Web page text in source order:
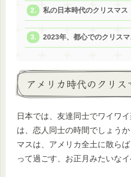
私の日本時代のクリスマス
2023年、都心でのクリスマ
アメリカ時代のクリス
日本では、友達同士でワイワ
は、恋人同士の時間でしょう
マスは、アメリカ全土に散ら
って過ごす、お正月みたいなイ